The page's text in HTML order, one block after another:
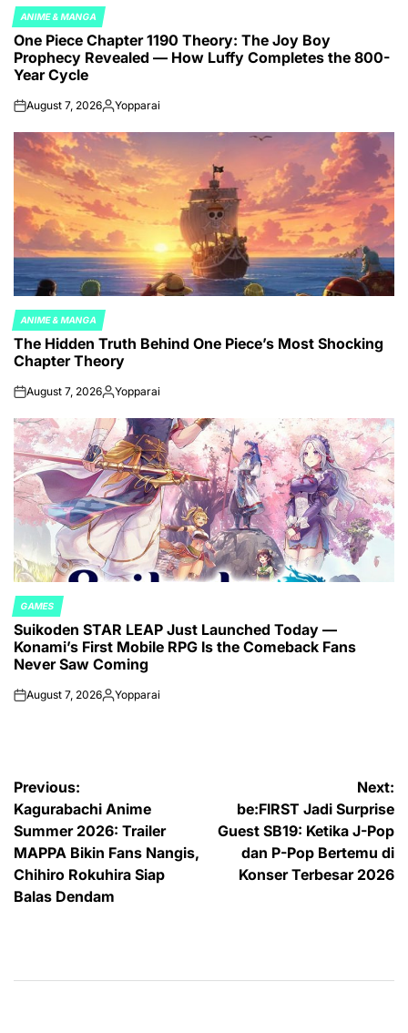
POSTED
IN
ANIME & MANGA
One Piece Chapter 1190 Theory: The Joy Boy
Prophecy Revealed — How Luffy Completes the 800-
Year Cycle
onAugust 7, 2026Posted
Yopparai
POSTED
IN
ANIME & MANGA
The Hidden Truth Behind One Piece’s Most Shocking
Chapter Theory
onAugust 7, 2026Posted
Yopparai
POSTED
IN
GAMES
Suikoden STAR LEAP Just Launched Today —
Konami’s First Mobile RPG Is the Comeback Fans
Never Saw Coming
onAugust 7, 2026Posted
Yopparai
Post
navigation
Previous:
Kagurabachi Anime
Summer 2026: Trailer
MAPPA Bikin Fans Nangis,
Chihiro Rokuhira Siap
Balas Dendam
Next:
be:FIRST Jadi Surprise
Guest SB19: Ketika J-Pop
dan P-Pop Bertemu di
Konser Terbesar 2026